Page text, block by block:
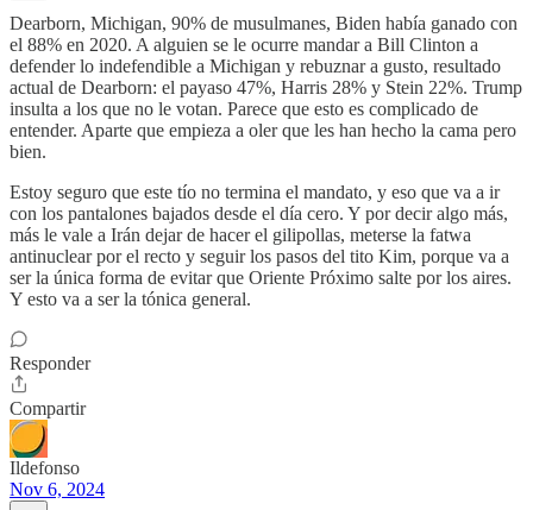
Dearborn, Michigan, 90% de musulmanes, Biden había ganado con
el 88% en 2020. A alguien se le ocurre mandar a Bill Clinton a
defender lo indefendible a Michigan y rebuznar a gusto, resultado
actual de Dearborn: el payaso 47%, Harris 28% y Stein 22%. Trump
insulta a los que no le votan. Parece que esto es complicado de
entender. Aparte que empieza a oler que les han hecho la cama pero
bien.
Estoy seguro que este tío no termina el mandato, y eso que va a ir
con los pantalones bajados desde el día cero. Y por decir algo más,
más le vale a Irán dejar de hacer el gilipollas, meterse la fatwa
antinuclear por el recto y seguir los pasos del tito Kim, porque va a
ser la única forma de evitar que Oriente Próximo salte por los aires.
Y esto va a ser la tónica general.
Responder
Compartir
Ildefonso
Nov 6, 2024